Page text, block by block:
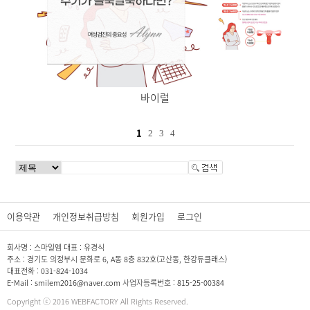
바이럴
1 2 3 4
이용약관 개인정보취급방침 회원가입 로그인
회사명 : 스마일엠 대표 : 유경식
주소 : 경기도 의정부시 문화로 6, A동 8층 832호(고산동, 한강듀클래스)
대표전화 : 031-824-1034
E-Mail : smilem2016@naver.com 사업자등록번호 : 815-25-00384
Copyright ⓒ 2016 WEBFACTORY All Rights Reserved.